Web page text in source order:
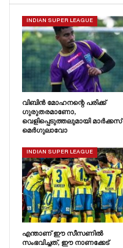
INDIAN SUPER LEAGUE
വിബിൻ മോഹനന്റെ പരിക്ക്
ഗുരുതരമാണോ,
വെളിപ്പെടുത്തലുമായി മാർക്കസ്
മെർഗുലാവോ
INDIAN SUPER LEAGUE
എന്താണ് ഈ സീസണിൽ
സംഭവിച്ചത്, ഈ നാണക്കേട്